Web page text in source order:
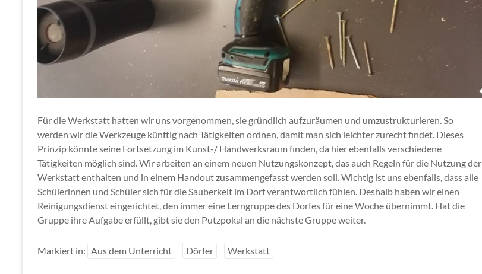
Für die Werkstatt hatten wir uns vorgenommen, sie gründlich aufzuräumen und umzustrukturieren. So
werden wir die Werkzeuge künftig nach Tätigkeiten ordnen, damit man sich leichter zurecht findet. Dieses
Prinzip könnte seine Fortsetzung im Kunst-/ Handwerksraum finden, da hier ebenfalls verschiedene
Tätigkeiten möglich sind. Wir arbeiten an einem neuen Nutzungskonzept, das auch Regeln für die Nutzung der
Werkstatt enthalten und in einem Handout zusammengefasst werden soll. Wichtig ist uns ebenfalls, dass alle
Schülerinnen und Schüler sich für die Sauberkeit im Dorf verantwortlich fühlen. Deshalb haben wir einen
Reinigungsdienst eingerichtet, den immer eine Lerngruppe des Dorfes für eine Woche übernimmt. Hat die
Gruppe ihre Aufgabe erfüllt, gibt sie den Putzpokal an die nächste Gruppe weiter.
Markiert in: Aus dem Unterricht Dörfer Werkstatt